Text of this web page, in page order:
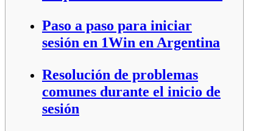
Paso a paso para iniciar
sesión en 1Win en Argentina
Resolución de problemas
comunes durante el inicio de
sesión